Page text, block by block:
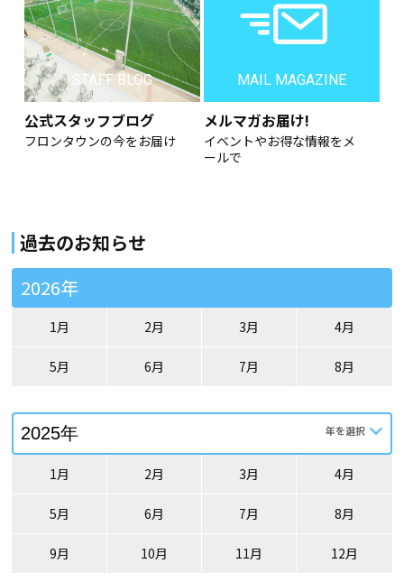
STAFF BLOG
公式スタッフブログ
フロンタウンの今をお届け
MAIL MAGAZINE
メルマガお届け!
イベントやお得な情報をメ
ールで
過去のお知らせ
2026年
1月 2月 3月 4月
5月 6月 7月 8月
1月 2月 3月 4月
5月 6月 7月 8月
9月 10月 11月 12月